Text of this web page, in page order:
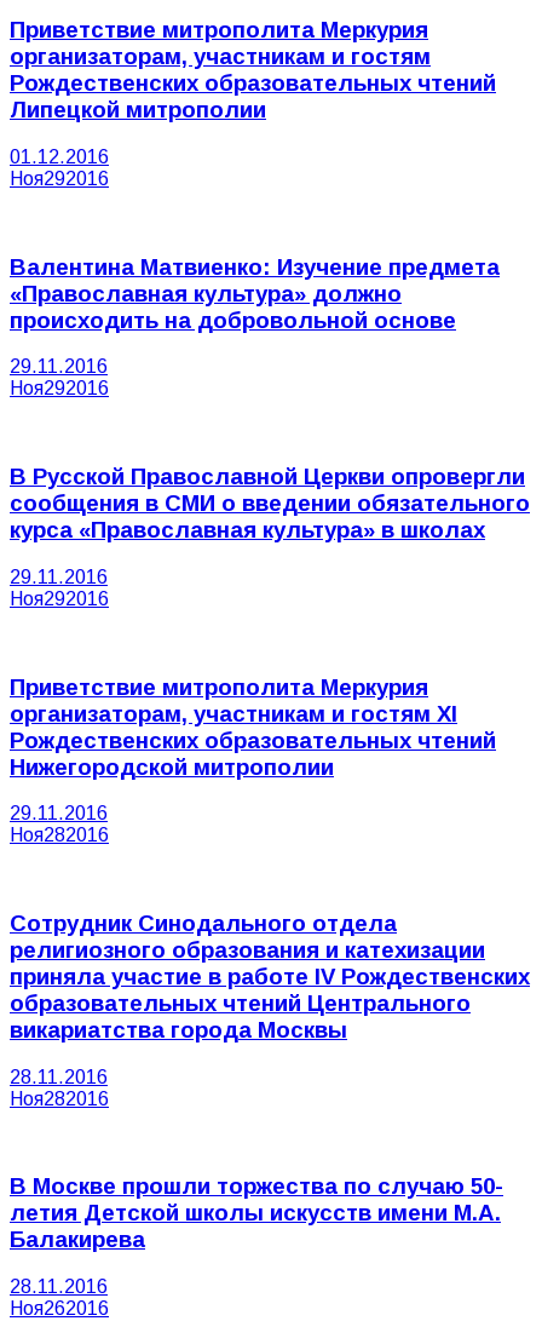
Приветствие митрополита Меркурия
организаторам, участникам и гостям
Рождественских образовательных чтений
Липецкой митрополии
01.12.2016
Ноя292016
Валентина Матвиенко: Изучение предмета
«Православная культура» должно
происходить на добровольной основе
29.11.2016
Ноя292016
В Русской Православной Церкви опровергли
сообщения в СМИ о введении обязательного
курса «Православная культура» в школах
29.11.2016
Ноя292016
Приветствие митрополита Меркурия
организаторам, участникам и гостям XI
Рождественских образовательных чтений
Нижегородской митрополии
29.11.2016
Ноя282016
Сотрудник Синодального отдела
религиозного образования и катехизации
приняла участие в работе IV Рождественских
образовательных чтений Центрального
викариатства города Москвы
28.11.2016
Ноя282016
В Москве прошли торжества по случаю 50-
летия Детской школы искусств имени М.А.
Балакирева
28.11.2016
Ноя262016